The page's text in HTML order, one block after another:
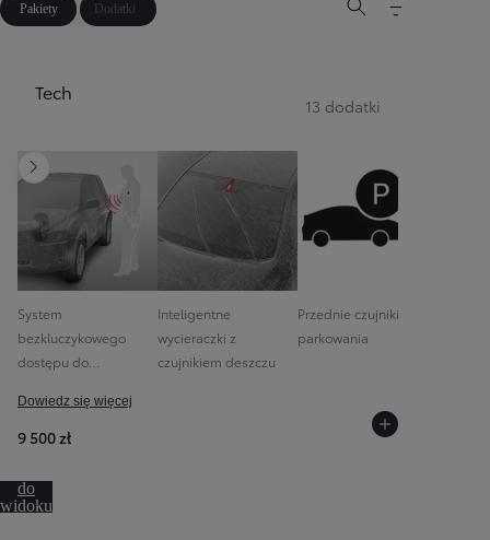
Pakiety Dodatki
Tech
13 dodatki
Następny
System
bezkluczykowego
dostępu do
(Inteligentny kluczyk)
Inteligentne
wycieraczki z
czujnikiem deszczu
Przednie czujniki
parkowania
Dowiedz się więcej
9 500 zł
do
widoku